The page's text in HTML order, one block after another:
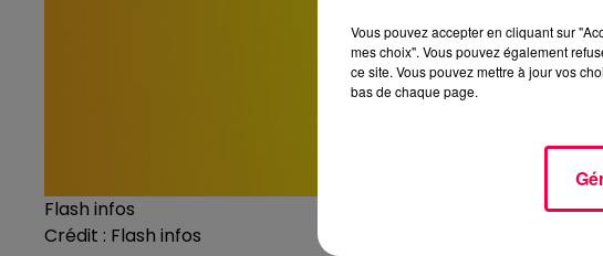
Flash infos
Crédit : Flash infos
Vous pouvez accepter en cliquant sur
mes choix". Vous pouvez également
ce site. Vous pouvez mettre à jour vos
bas de chaque page.